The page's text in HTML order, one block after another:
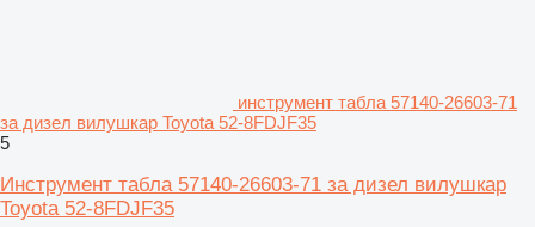
инструмент табла 57140-26603-71
за дизел вилушкар Toyota 52-8FDJF35
5
Инструмент табла 57140-26603-71 за дизел вилушкар
Toyota 52-8FDJF35